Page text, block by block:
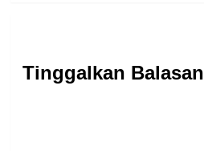
Tinggalkan Balasan